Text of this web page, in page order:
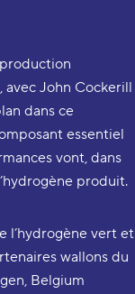
avec John Cockerill
dans ce
essentiel
vont, dans
produit.
l’hydrogène vert et
wallons du
Belgium